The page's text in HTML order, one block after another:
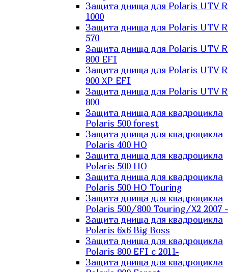
Защита днища для Polaris UTV
1000
Защита днища для Polaris UTV
570
Защита днища для Polaris UTV
800 EFI
Защита днища для Polaris UTV
900 XP EFI
Защита днища для Polaris UTV
800
Защита днища для квадроцикла
Polaris 500 forest
Защита днища для квадроцикла
Polaris 400 HO
Защита днища для квадроцикла
Polaris 500 HO
Защита днища для квадроцикла
Polaris 500 HO Touring
Защита днища для квадроцикла
Polaris 500/800 Touring/X2 2007 -
Защита днища для квадроцикла
Polaris 6х6 Big Boss
Защита днища для квадроцикла
Polaris 800 EFI с 2011-
Защита днища для квадроцикла